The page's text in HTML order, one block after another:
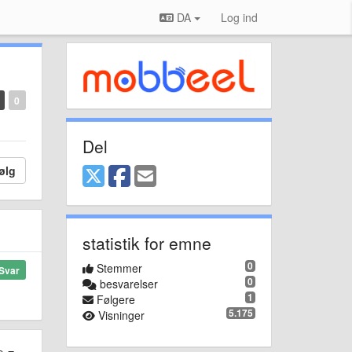
DA Log ind
0
Del
statistik for emne
0
Stemmer
0
besvarelser
1
Følgere
5.175
Visninger